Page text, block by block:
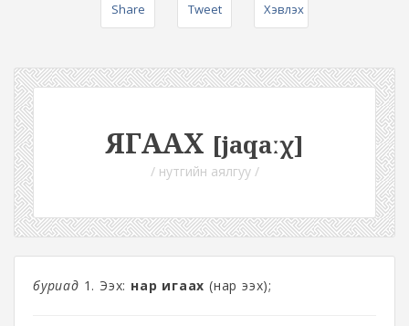
Share Tweet Хэвлэх
ЯГААХ [jaqaːχ]
/ нутгийн аялгуу /
буриад 1. Ээх: нар игаах (нар ээх);